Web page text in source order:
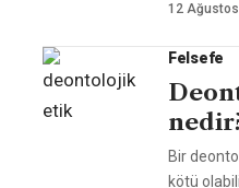
12
Felsefe
Bir
kötü